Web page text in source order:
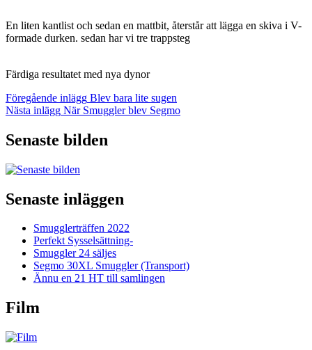
En liten kantlist och sedan en mattbit, återstår att lägga en skiva i V-
formade durken. sedan har vi tre trappsteg
Färdiga resultatet med nya dynor
Inläggsnavigering
Föregående
inlägg
Föregående inlägg Blev bara lite sugen
Nästa
Nästa inlägg När Smuggler blev Segmo
Senaste bilden
Senaste inläggen
Smugglerträffen 2022
Perfekt Sysselsättning-
Smuggler 24 säljes
Segmo 30XL Smuggler (Transport)
Ännu en 21 HT till samlingen
Film